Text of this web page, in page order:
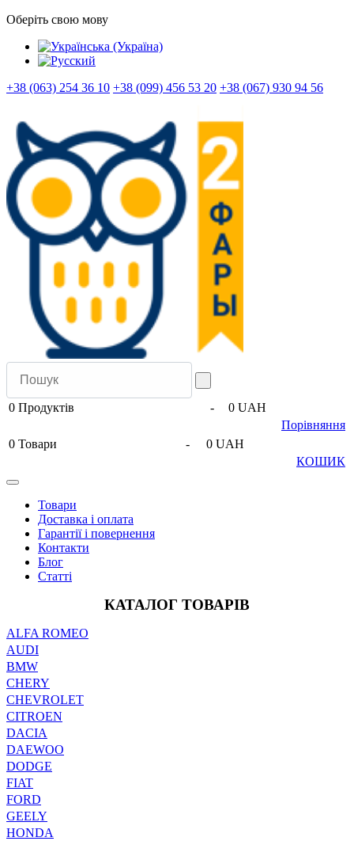
Оберіть свою мову
+38 (063) 254 36 10 +38 (099) 456 53 20 +38 (067) 930 94 56
0 Продуктів -
0 UAH
Порівняння
0 Товари -
0 UAH
КОШИК
Товари
Доставка і оплата
Гарантії і повернення
Контакти
Блог
Статті
КАТАЛОГ ТОВАРІВ
ALFA ROMEO
AUDI
BMW
CHERY
CHEVROLET
CITROEN
DACIA
DAEWOO
DODGE
FIAT
FORD
GEELY
HONDA